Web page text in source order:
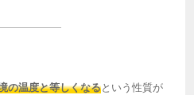
の温度と等しくなるという性質が